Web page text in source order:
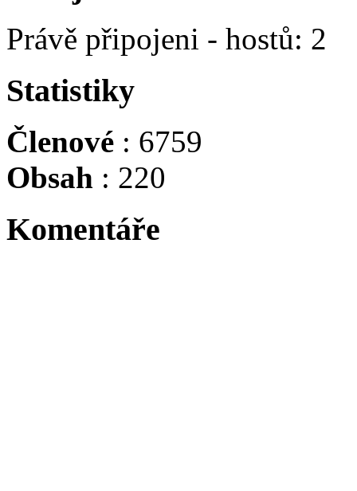
Právě připojeni - hostů: 2
Statistiky
Členové : 6759
Obsah : 220
Komentáře